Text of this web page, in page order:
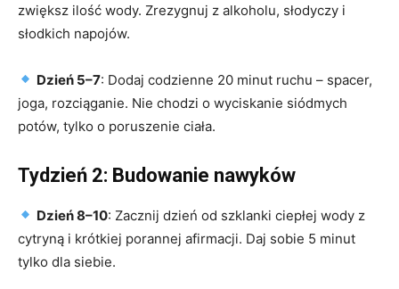
zwiększ ilość wody. Zrezygnuj z alkoholu, słodyczy i
słodkich napojów.
Dzień 5–7: Dodaj codzienne 20 minut ruchu – spacer,
joga, rozciąganie. Nie chodzi o wyciskanie siódmych
potów, tylko o poruszenie ciała.
Tydzień 2: Budowanie nawyków
Dzień 8–10: Zacznij dzień od szklanki ciepłej wody z
cytryną i krótkiej porannej afirmacji. Daj sobie 5 minut
tylko dla siebie.